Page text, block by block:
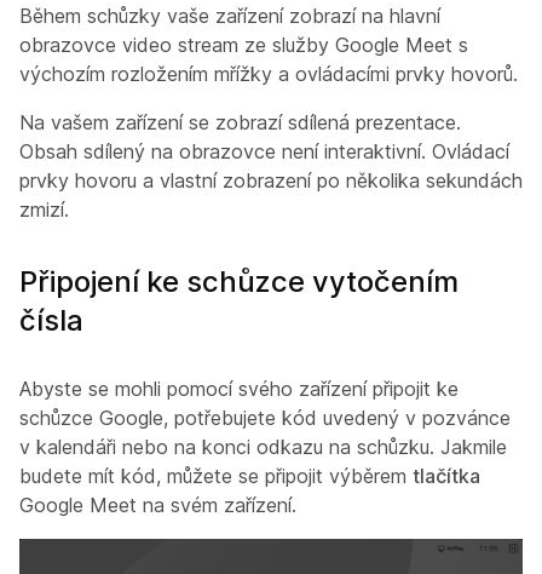
Během schůzky vaše zařízení zobrazí na hlavní
obrazovce video stream ze služby Google Meet s
výchozím rozložením mřížky a ovládacími prvky hovorů.
Na vašem zařízení se zobrazí sdílená prezentace.
Obsah sdílený na obrazovce není interaktivní. Ovládací
prvky hovoru a vlastní zobrazení po několika sekundách
zmizí.
Připojení ke schůzce vytočením
čísla
Abyste se mohli pomocí svého zařízení připojit ke
schůzce Google, potřebujete kód uvedený v pozvánce
v kalendáři nebo na konci odkazu na schůzku. Jakmile
budete mít kód, můžete se připojit výběrem tlačítka
Google Meet na svém zařízení.